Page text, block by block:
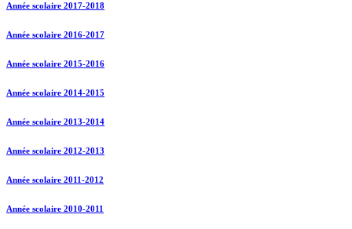
Année scolaire 2017-2018
Année scolaire 2016-2017
Année scolaire 2015-2016
Année scolaire 2014-2015
Année scolaire 2013-2014
Année scolaire 2012-2013
Année scolaire 2011-2012
Année scolaire 2010-2011